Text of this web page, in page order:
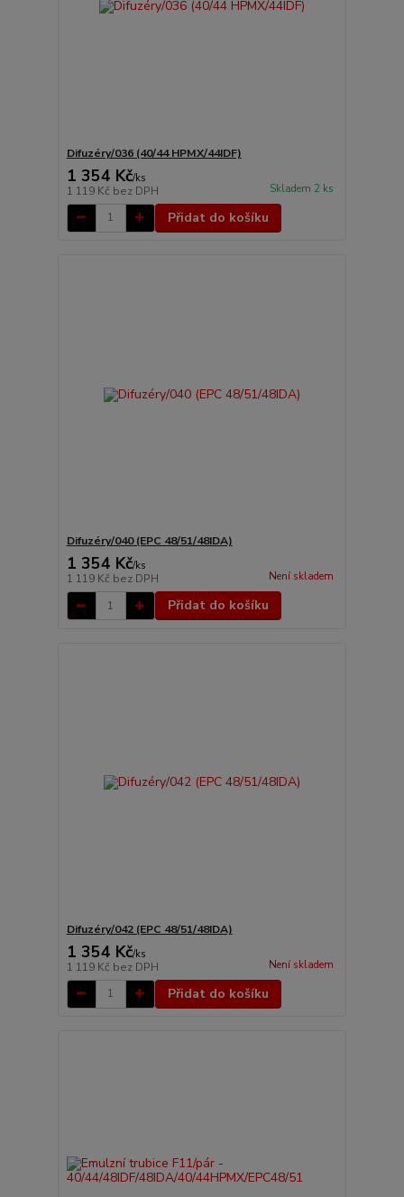
Difuzéry/036 (40/44 HPMX/44IDF)
1 354 Kč/ks
1 119 Kč bez DPH Skladem 2 ks
Přidat do košíku
Difuzéry/040 (EPC 48/51/48IDA)
1 354 Kč/ks
1 119 Kč bez DPH Není skladem
Přidat do košíku
Difuzéry/042 (EPC 48/51/48IDA)
1 354 Kč/ks
1 119 Kč bez DPH Není skladem
Přidat do košíku